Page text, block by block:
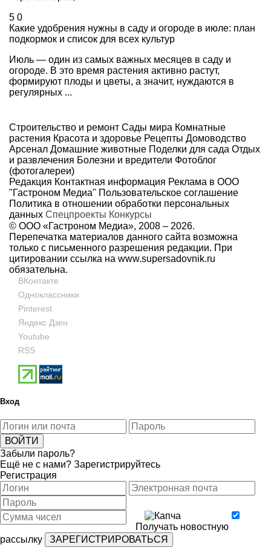
5 0
Какие удобрения нужны в саду и огороде в июле: план
подкормок и список для всех культур
Июль — один из самых важных месяцев в саду и
огороде. В это время растения активно растут,
формируют плоды и цветы, а значит, нуждаются в
регулярных ...
Строительство и ремонт Сады мира Комнатные
растения Красота и здоровье Рецепты Домоводство
Арсенал Домашние животные Поделки для сада Отдых
и развлечения Болезни и вредители Фотоблог
(фотогалереи)
Редакция Контактная информация Реклама в ООО
"Гастроном Медиа" Пользовательское соглашение
Политика в отношении обработки персональных
данных Спецпроекты Конкурсы
© ООО «Гастроном Медиа», 2008 – 2026.
Перепечатка материалов данного сайта возможна
только с письменного разрешения редакции. При
цитировании ссылка на www.supersadovnik.ru
обязательна.
ВКонтакте
Одноклассники
Pinterest
Яндекс Дзен
Youtube
RSS
Вход
Забыли пароль?
Ещё не с нами? Зарегистрируйтесь
Регистрация
Получать новостную
рассылку